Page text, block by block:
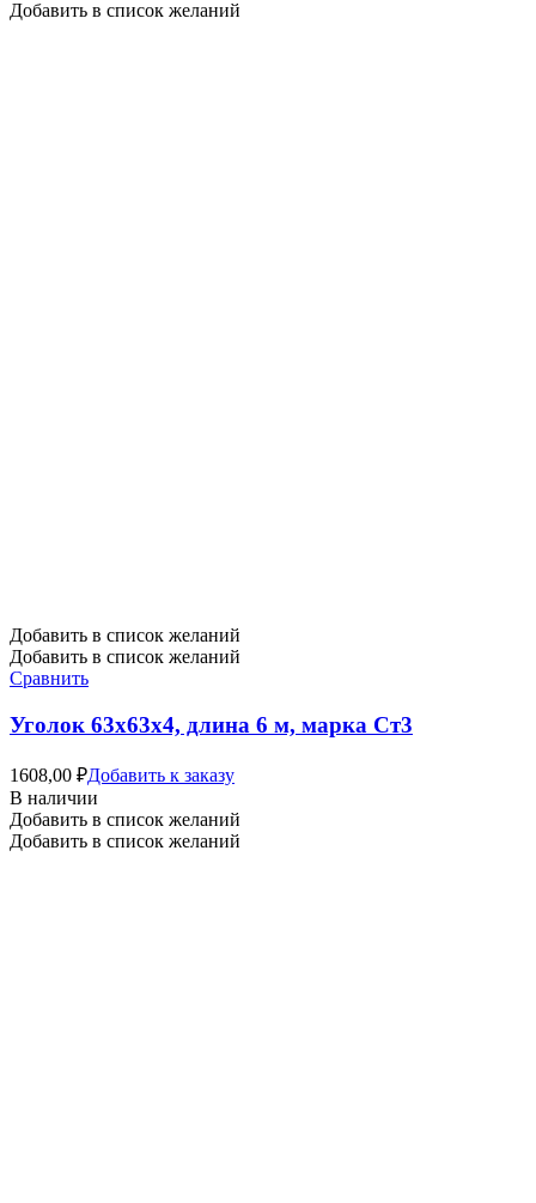
Добавить в список желаний
Добавить в список желаний
Добавить в список желаний
Сравнить
Уголок 63х63х4, длина 6 м, марка Ст3
1608,00 ₽Добавить к заказу
В наличии
Добавить в список желаний
Добавить в список желаний